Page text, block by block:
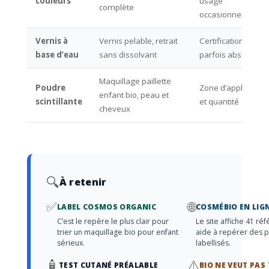
complète
occasionnel
Vernis à
base d’eau
Vernis pelable, retrait
sans dissolvant
Certification
parfois absente
Poudre
scintillante
Maquillage paillette
enfant bio, peau et
cheveux
Zone d’application
et quantité
🔍À retenir
✅LABEL COSMOS ORGANIC
C’est le repère le plus clair pour
trier un maquillage bio pour enfant
sérieux.
🌐COSMÉBIO EN
Le site affiche 41
aide à repérer des
labellisés.
🧴 TEST CUTANÉ PRÉALABLE ⚠️BIO NE VEUT PAS